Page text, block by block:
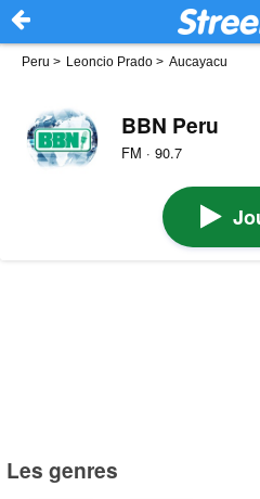
Peru > Leoncio Prado > Aucayacu
BBN Peru
FM · 90.7
Les genres